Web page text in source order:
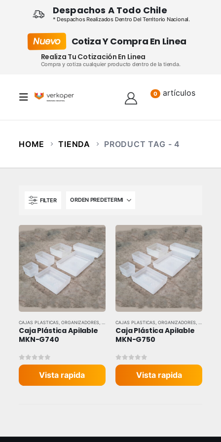
Despachos A Todo Chile
* Despachos Realizados Dentro Del Territorio Nacional.
Nuevo Cotiza Y Compra En Linea
Realiza Tu Cotización En Linea
Compra y cotiza cualquier producto dentro de la tienda.
0 artículos
HOME TIENDA PRODUCT TAG -4
FILTER
CAJAS PLASTICAS ORGANIZADORES TODAS LAS MARCAS
Caja Plástica Apilable
MKN-G740
0out of 5
Vista rapida
CAJAS PLASTICAS ORGANIZADORES
Caja Plástica Apilable
MKN-G750
0out of 5
Vista rapida